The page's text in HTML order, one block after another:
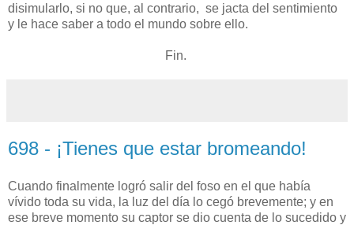
disimularlo, si no que, al contrario, se jacta del sentimiento
y le hace saber a todo el mundo sobre ello.
Fin.
698 - ¡Tienes que estar bromeando!
Cuando finalmente logró salir del foso en el que había
vívido toda su vida, la luz del día lo cegó brevemente; y en
ese breve momento su captor se dio cuenta de lo sucedido y